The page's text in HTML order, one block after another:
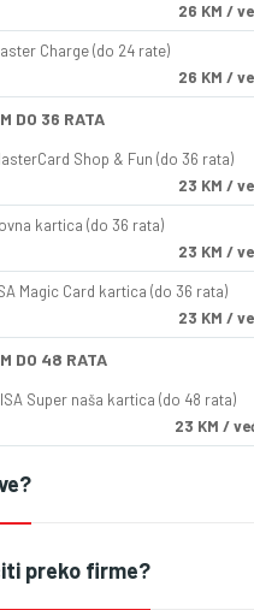
26 KM /
Charge (do 24 rate)
26 KM /
DO 36 RATA
Shop & Fun (do 36 rata)
23 KM /
kartica (do 36 rata)
23 KM /
Magic Card kartica (do 36 rata)
23 KM /
DO 48 RATA
Super naša kartica (do 48 rata)
23 KM /
preko firme?